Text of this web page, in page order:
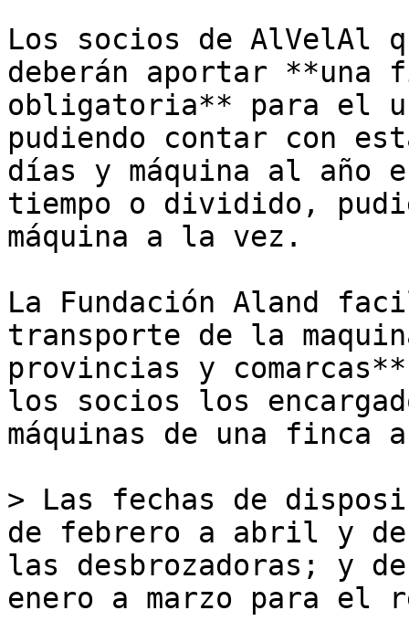
Los socios de AlVelAl
deberán aportar **una
obligatoria** para el
pudiendo contar con
días y máquina al año
tiempo o dividido,
máquina a la vez.
La Fundación Aland
transporte de la
provincias y
los socios los
máquinas de una
> Las fechas de
de febrero a abril y
las desbrozadoras; y
enero a marzo para el